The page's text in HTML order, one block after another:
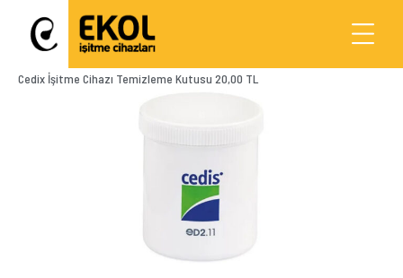
Cedix İşitme Cihazı Temizleme Kutusu 20,00 TL